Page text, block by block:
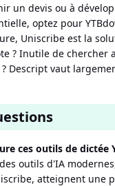
un devis ou à
optez pour
Uniscribe est la
? Inutile de chercher
Descript vaut
ces outils de dictée
outils d'IA
atteignent une